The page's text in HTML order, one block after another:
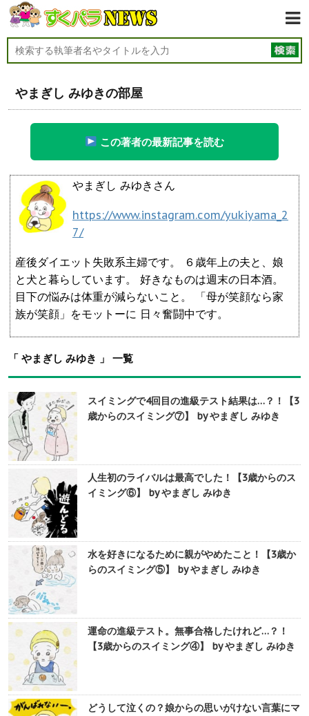
やまぎし みゆきの部屋
この著者の最新記事を読む
やまぎし みゆきさん
https://www.instagram.com/yukiyama_2
7/
産後ダイエット失敗系主婦です。 ６歳年上の夫と、娘
と犬と暮らしています。 好きなものは週末の日本酒。
目下の悩みは体重が減らないこと。 「母が笑顔なら家
族が笑顔」をモットーに 日々奮闘中です。
「 やまぎし みゆき 」 一覧
スイミングで4回目の進級テスト結果は…？！【3
歳からのスイミング⑦】 by やまぎし みゆき
人生初のライバルは最高でした！【3歳からのス
イミング⑥】 by やまぎし みゆき
水を好きになるために親がやめたこと！【3歳か
らのスイミング⑤】 by やまぎし みゆき
運命の進級テスト。無事合格したけれど…？！
【3歳からのスイミング④】 by やまぎし みゆき
どうして泣くの？娘からの思いがけない言葉にマ